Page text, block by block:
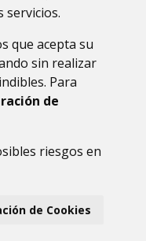
servicios.
que acepta su
sin realizar
Para
de
riesgos en
de Cookies